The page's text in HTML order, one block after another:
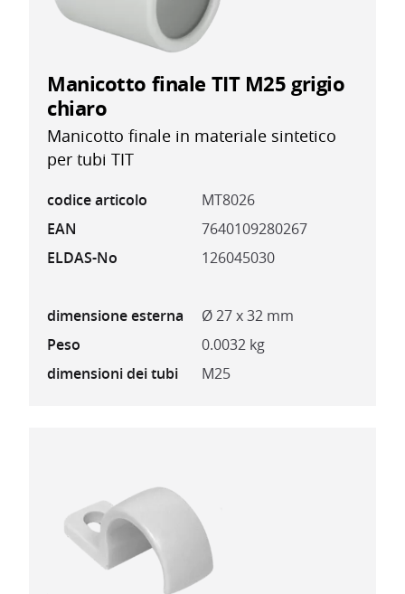
Manicotto finale TIT M25 grigio
chiaro
Manicotto finale in materiale sintetico
per tubi TIT
codice articolo
MT8026
EAN
7640109280267
ELDAS-No
126045030
dimensione esterna
Ø 27 x 32 mm
Peso
0.0032 kg
dimensioni dei tubi
M25